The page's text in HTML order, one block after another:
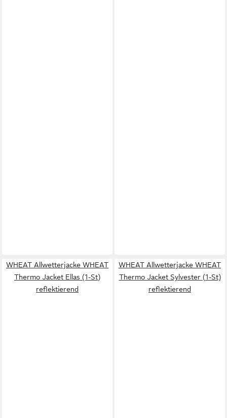
WHEAT Allwetterjacke WHEAT
Thermo Jacket Ellas (1-St)
reflektierend
WHEAT Allwetterjacke WHEAT
Thermo Jacket Sylvester (1-St)
reflektierend